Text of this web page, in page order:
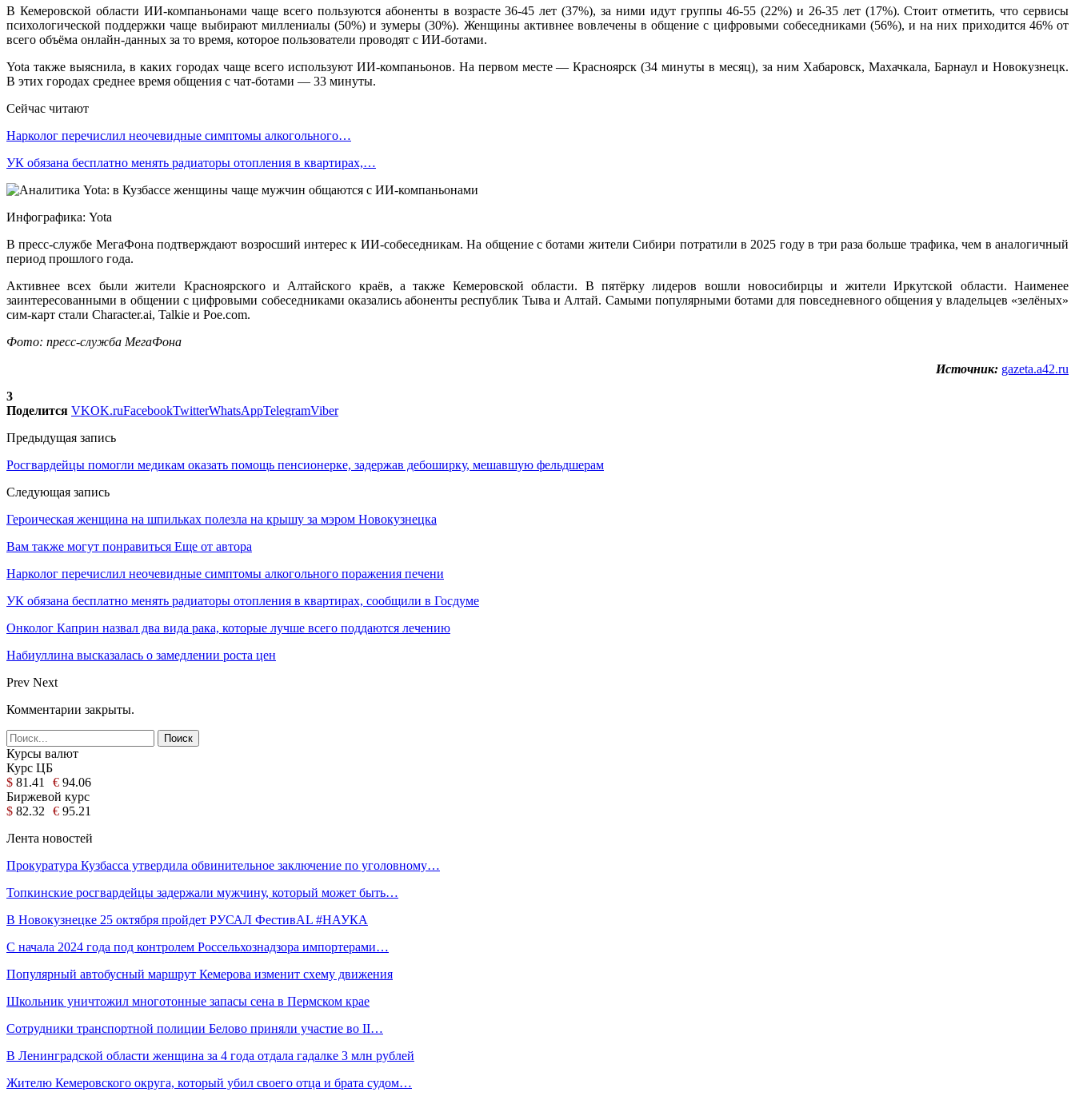
В Кемеровской области ИИ-компаньонами чаще всего пользуются абоненты в возрасте 36-45 лет (37%), за ними идут группы 46-55 (22%) и 26-35 лет (17%). Стоит отметить, что сервисы
психологической поддержки чаще выбирают миллениалы (50%) и зумеры (30%). Женщины активнее вовлечены в общение с цифровыми собеседниками (56%), и на них приходится 46% от
всего объёма онлайн-данных за то время, которое пользователи проводят с ИИ-ботами.
Yota также выяснила, в каких городах чаще всего используют ИИ-компаньонов. На первом месте — Красноярск (34 минуты в месяц), за ним Хабаровск, Махачкала, Барнаул и Новокузнецк.
В этих городах среднее время общения с чат-ботами — 33 минуты.
Сейчас читают
Нарколог перечислил неочевидные симптомы алкогольного…
УК обязана бесплатно менять радиаторы отопления в квартирах,…
Инфографика: Yota
В пресс-службе МегаФона подтверждают возросший интерес к ИИ-собеседникам. На общение с ботами жители Сибири потратили в 2025 году в три раза больше трафика, чем в аналогичный
период прошлого года.
Активнее всех были жители Красноярского и Алтайского краёв, а также Кемеровской области. В пятёрку лидеров вошли новосибирцы и жители Иркутской области. Наименее
заинтересованными в общении с цифровыми собеседниками оказались абоненты республик Тыва и Алтай. Самыми популярными ботами для повседневного общения у владельцев «зелёных»
сим-карт стали Character.ai, Talkie и Poe.com.
Фото: пресс-служба МегаФона
Источник: gazeta.a42.ru
3
Поделится VKOK.ruFacebookTwitterWhatsAppTelegramViber
Предыдущая запись
Росгвардейцы помогли медикам оказать помощь пенсионерке, задержав дебоширку, мешавшую фельдшерам
Следующая запись
Героическая женщина на шпильках полезла на крышу за мэром Новокузнецка
Вам также могут понравиться Еще от автора
Нарколог перечислил неочевидные симптомы алкогольного поражения печени
УК обязана бесплатно менять радиаторы отопления в квартирах, сообщили в Госдуме
Онколог Каприн назвал два вида рака, которые лучше всего поддаются лечению
Набиуллина высказалась о замедлении роста цен
Prev Next
Комментарии закрыты.
Курсы валют
Курс ЦБ
$ 81.41 € 94.06
Биржевой курс
$ 82.32 € 95.21
Лента новостей
Прокуратура Кузбасса утвердила обвинительное заключение по уголовному…
Топкинские росгвардейцы задержали мужчину, который может быть…
В Новокузнецке 25 октября пройдет РУСАЛ ФестивAL #НАУКА
С начала 2024 года под контролем Россельхознадзора импортерами…
Популярный автобусный маршрут Кемерова изменит схему движения
Школьник уничтожил многотонные запасы сена в Пермском крае
Сотрудники транспортной полиции Белово приняли участие во II…
В Ленинградской области женщина за 4 года отдала гадалке 3 млн рублей
Жителю Кемеровского округа, который убил своего отца и брата судом…